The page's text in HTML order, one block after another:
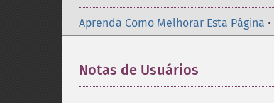
Aprenda Como Melhorar Esta Página •
Notas de Usuários